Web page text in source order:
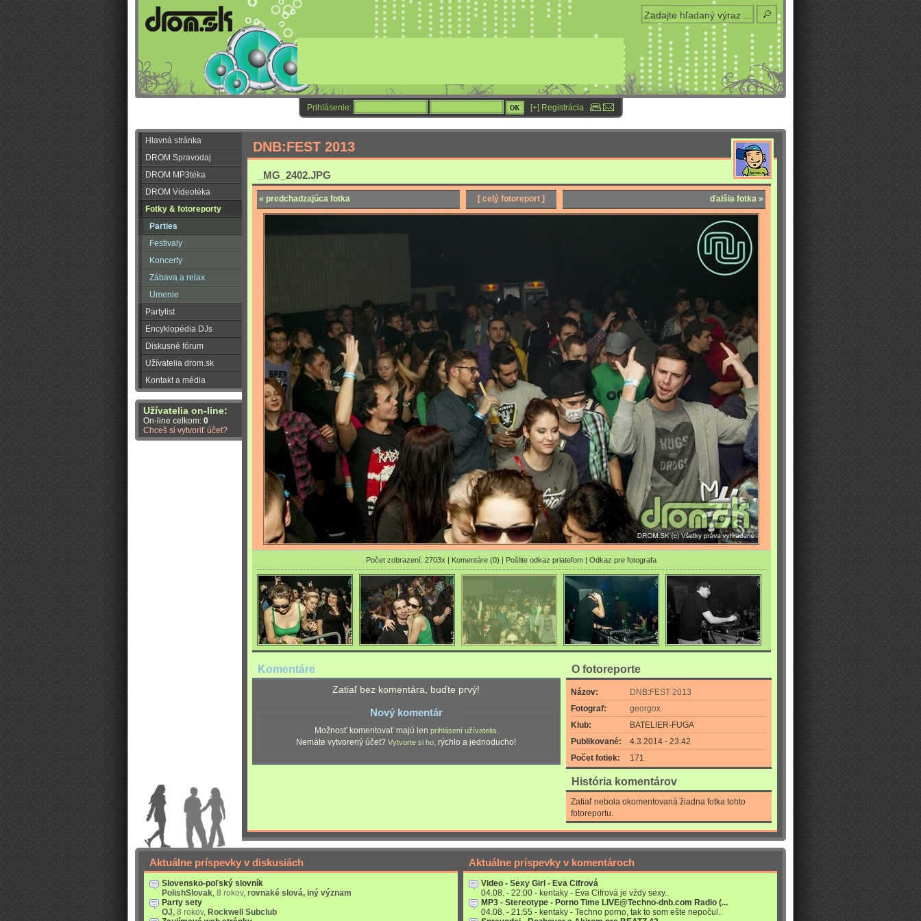
Prihlásenie: [+] Registrácia
Hlavná stránka
DROM Spravodaj
DROM MP3téka
DROM Videotéka
Fotky & fotoreporty
Parties
Festivaly
Koncerty
Zábava a relax
Umenie
Partylist
Encyklopédia DJs
Diskusné fórum
Užívatelia drom.sk
Kontakt a média
Užívatelia on-line:
On-line celkom: 0
Chceš si vytvoriť účet?
DNB:FEST 2013
_MG_2402.JPG
« predchadzajúca fotka [ celý fotoreport ] ďalšia fotka »
Počet zobrazení: 2703x | Komentáre (0) | Pošlite odkaz priateľom | Odkaz pre fotografa
Komentáre
Zatiaľ bez komentára, buďte prvý!
Nový komentár
Možnosť komentovať majú len prihlásení užívatelia.
Nemáte vytvorený účet? Vytvorte si ho , rýchlo a jednoducho!
O fotoreporte
Názov:
DNB:FEST 2013
Fotograf:
georgox
Klub:
BATELIER-FUGA
Publikované:
4.3.2014 - 23:42
Počet fotiek:
171
História komentárov
Zatiaľ nebola okomentovaná žiadna fotka tohto
fotoreportu.
Aktuálne príspevky v diskusiách
Slovensko-poľský slovník
PolishSlovak, 8 rokov, rovnaké slová, iný význam
Party sety
OJ, 8 rokov, Rockwell Subclub
Aktuálne príspevky v komentároch
Video - Sexy Girl - Eva Cifrová
04.08. - 22:00 - kentaky - Eva Cifrová je vždy sexy..
MP3 - Stereotype - Porno Time LIVE@Techno-dnb.com Radio (...
04.08. - 21:55 - kentaky - Techno porno, tak to som ešte nepočul..